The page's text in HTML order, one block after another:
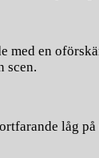
med en
scen.
låg